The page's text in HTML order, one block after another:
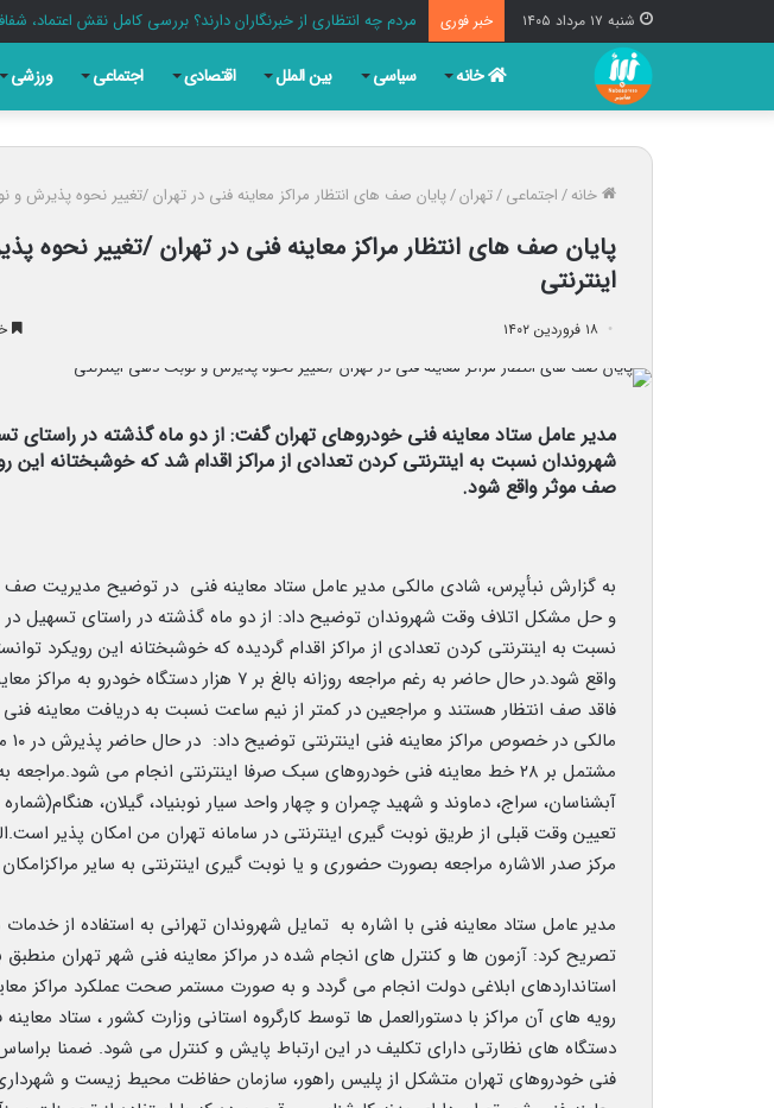
شنبه ۱۷ مرداد ۱۴۰۵ خبر فوری مردم چه انتظاری از خبرنگاران دارند؟ بررسی کامل نقش اعتماد،
خانه سیاسی بین الملل اقتصادی اجتماعی ورزشی
خانه/اجتماعی/تهران/پایان صف های انتظار مراکز معاینه فنی در تهران /تغییر نحوه پذیرش و
پایان صف های انتظار مراکز معاینه فنی در تهران /تغییر نحوه
اینترنتی
۱۸ فروردین ۱۴۰۲
مدیر عامل ستاد معاینه فنی خودروهای تهران گفت: از دو ماه گذشته در راستای
شهروندان نسبت به اینترنتی کردن تعدادی از مراکز اقدام شد که خوشبختانه
صف موثر واقع شود.
به گزارش نبأپرس، شادی مالکی مدیر عامل ستاد معاینه فنی در توضیح مدیریت صف
و حل مشکل اتلاف وقت شهروندان توضیح داد: از دو ماه گذشته در راستای تسهیل در
نسبت به اینترنتی کردن تعدادی از مراکز اقدام گردیده که خوشبختانه این رویکرد
واقع شود.در حال حاضر به رغم مراجعه روزانه بالغ بر ۷ هزار
فاقد صف انتظار هستند و مراجعین در کمتر از نیم ساعت نسبت به دریافت معاینه فنی
مشتمل بر ۲۸ خط معاینه فنی خودروهای سبک صرفا اینترنتی انجام می
تعیین وقت قبلی از طریق نوبت گیری اینترنتی در سامانه تهران من امکان پذیر
مرکز صدر الاشاره مراجعه بصورت حضوری و یا نوبت گیری اینترنتی به سایر
مدیر عامل ستاد معاینه فنی با اشاره به تمایل شهروندان تهرانی به استفاده از
تصریح کرد: آزمون ها و کنترل های انجام شده در مراکز معاینه فنی شهر تهران منطبق
استانداردهای ابلاغی دولت انجام می گردد و به صورت مستمر صحت عملکرد مراکز
رویه های آن مراکز با دستورالعمل ها توسط کارگروه استانی وزارت کشور ، ستاد
دستگاه های نظارتی دارای تکلیف در این ارتباط پایش و کنترل می شود. ضمنا
فنی خودروهای تهران متشکل از پلیس راهور، سازمان حفاظت محیط زیست و شهرداری